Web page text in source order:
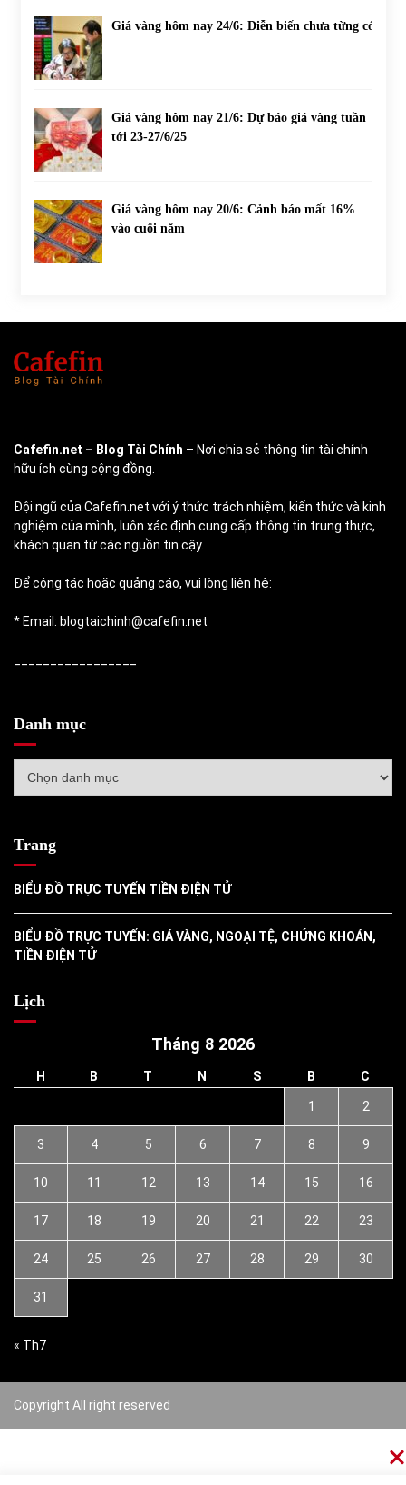
Giá vàng hôm nay 24/6: Diễn biến chưa từng có
Giá vàng hôm nay 21/6: Dự báo giá vàng tuần
tới 23-27/6/25
Giá vàng hôm nay 20/6: Cảnh báo mất 16%
vào cuối năm
Cafefin.net – Blog Tài Chính – Nơi chia sẻ thông tin tài chính
hữu ích cùng cộng đồng.
Đội ngũ của Cafefin.net với ý thức trách nhiệm, kiến thức và kinh
nghiệm của mình, luôn xác định cung cấp thông tin trung thực,
khách quan từ các nguồn tin cậy.
Để cộng tác hoặc quảng cáo, vui lòng liên hệ:
* Email: blogtaichinh@cafefin.net
Danh mục
mục
Trang
BIỂU ĐỒ TRỰC TUYẾN TIỀN ĐIỆN TỬ
BIỂU ĐỒ TRỰC TUYẾN: GIÁ VÀNG, NGOẠI TỆ, CHỨNG KHOÁN,
TIỀN ĐIỆN TỬ
Lịch
Tháng 8 2026
H B T N S B C
1 2
3 4 5 6 7 8 9
10 11 12 13 14 15 16
17 18 19 20 21 22 23
24 25 26 27 28 29 30
31
« Th7
Copyright All right reserved